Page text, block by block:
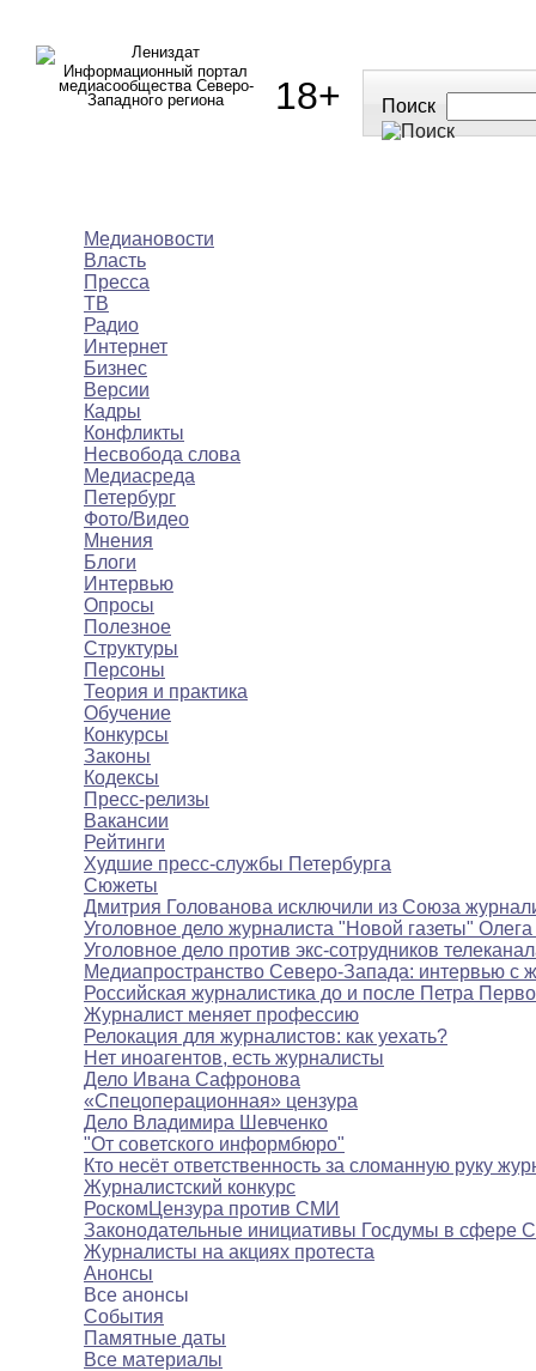
Информационный портал
медиасообщества Северо-
Западного региона
18+ Поиск
Медиановости
Власть
Пресса
ТВ
Радио
Интернет
Бизнес
Версии
Кадры
Конфликты
Несвобода слова
Медиасреда
Петербург
Фото/Видео
Мнения
Блоги
Интервью
Опросы
Полезное
Структуры
Персоны
Теория и практика
Обучение
Конкурсы
Законы
Кодексы
Пресс-релизы
Вакансии
Рейтинги
Худшие пресс-службы Петербурга
Сюжеты
Дмитрия Голованова исключили из Союза
Уголовное дело журналиста "Новой газеты"
Уголовное дело против экс-сотрудников
Медиапространство Северо-Запада: интервью с
Российская журналистика до и после Петра
Журналист меняет профессию
Релокация для журналистов: как уехать?
Нет иноагентов, есть журналисты
Дело Ивана Сафронова
«Спецоперационная» цензура
Дело Владимира Шевченко
"От советского информбюро"
Кто несёт ответственность за сломанную руку
Журналистский конкурс
РоскомЦензура против СМИ
Законодательные инициативы Госдумы в сфере
Журналисты на акциях протеста
Анонсы
Все анонсы
События
Памятные даты
Все материалы